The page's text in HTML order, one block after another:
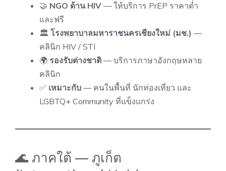
🤝 NGO ด้าน HIV — ให้บริการ PrEP ราคาต่ำ
และฟรี
🏛 โรงพยาบาลมหาราชนครเชียงใหม่ (มช.) —
คลินิก HIV / STI
🌍 รองรับต่างชาติ — บริการภาษาอังกฤษหลาย
คลินิก
✅ เหมาะกับ — คนในพื้นที่ นักท่องเที่ยว และ
LGBTQ+ Community ที่แข็งแกร่ง
🌊 ภาคใต้ — ภูเก็ต